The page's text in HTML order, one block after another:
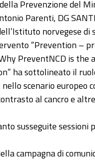
Prevenzione del
Parenti, DG
norvegese di
“Prevention –
PreventNCD is the
ha sottolineato il
scenario europeo
al cancro e
susseguite sessioni
campagna di